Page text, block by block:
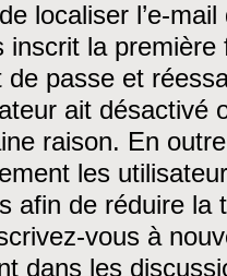
localiser l’e-
inscrit la première
passe et
ait désactivé
raison. En
les
afin de réduire la
vous à
dans les